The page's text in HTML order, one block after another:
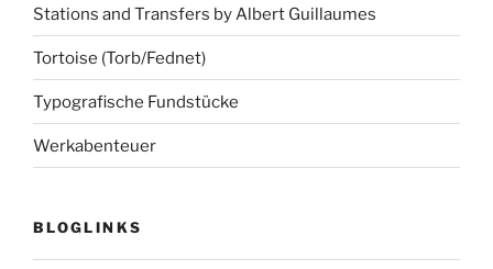
Stations and Transfers by Albert Guillaumes
Tortoise (Torb/Fednet)
Typografische Fundstücke
Werkabenteuer
BLOGLINKS